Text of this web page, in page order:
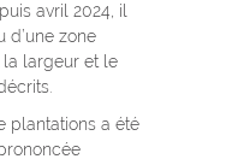
avril 2024, il
d’une zone
largeur et le
plantations a été